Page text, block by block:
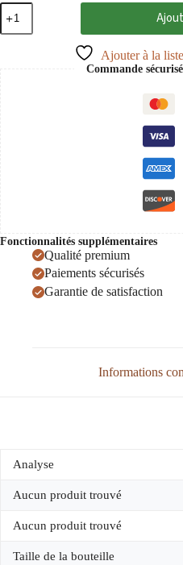
quantité
de
Cabernet
Ajouter à la
Commande
Fonctionnalités supplémentaires
Qualité premium
Paiements sécurisés
Garantie de satisfaction
Informations
Analyse
Aucun produit trouvé
Aucun produit trouvé
Taille de la bouteille